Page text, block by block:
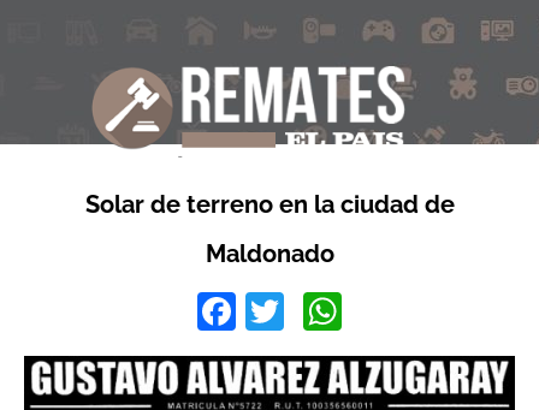
Solar de terreno en la ciudad de
Maldonado
Facebook
Twitter